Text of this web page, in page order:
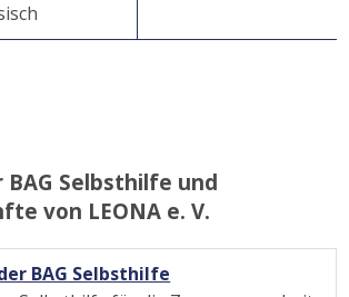
Selbsthilfe und
von LEONA e. V.
BAG Selbsthilfe